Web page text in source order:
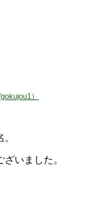
）
いました。